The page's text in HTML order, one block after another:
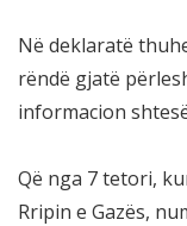
Në deklaratë
rëndë gjatë
informacion
Që nga 7 tetori,
Rripin e Gazës,